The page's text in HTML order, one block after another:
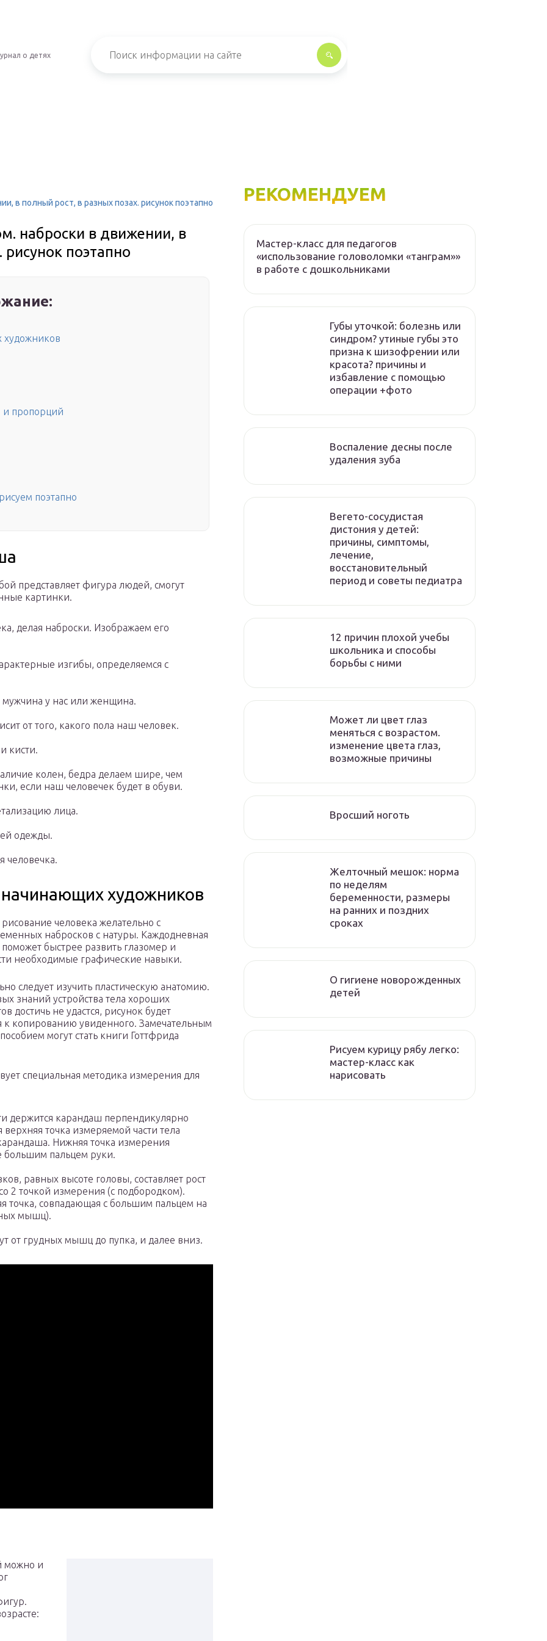
о детях
в полный рост, в разных позах. рисунок поэтапно
наброски в движении, в
поэтапно
художников
пропорций
поэтапно
представляет фигура людей, смогут
картинки.
делая наброски. Изображаем его
изгибы, определяемся с
мужчина у нас или женщина.
от того, какого пола наш человек.
кисти.
колен, бедра делаем шире, чем
если наш человечек будет в обуви.
лица.
одежды.
человечка.
художников
человека желательно с
набросков с натуры. Каждодневная
быстрее развить глазомер и
необходимые графические навыки.
следует изучить пластическую анатомию.
знаний устройства тела хороших
достичь не удастся, рисунок будет
к копированию увиденного. Замечательным
могут стать книги Готтфрида
специальная методика измерения для
держится карандаш перпендикулярно
верхняя точка измеряемой части тела
Нижняя точка измерения
большим пальцем руки.
равных высоте головы, составляет рост
2 точкой измерения (с подбородком).
точка, совпадающая с большим пальцем на
мышц).
от грудных мышц до пупка, и далее вниз.
можно и
РЕКОМЕНДУЕМ
Мастер-класс для педагогов
«использование головоломки «танграм»»
в работе с дошкольниками
Губы уточкой: болезнь или
синдром? утиные губы это
призна к шизофрении или
красота? причины и
избавление с помощью
операции +фото
Воспаление десны после
удаления зуба
Вегето-сосудистая
дистония у детей:
причины, симптомы,
лечение,
восстановительный
период и советы педиатра
12 причин плохой учебы
школьника и способы
борьбы с ними
Может ли цвет глаз
меняться с возрастом.
изменение цвета глаз,
возможные причины
Вросший ноготь
Желточный мешок: норма
по неделям
беременности, размеры
на ранних и поздних
сроках
О гигиене новорожденных
детей
Рисуем курицу рябу легко:
мастер-класс как
нарисовать